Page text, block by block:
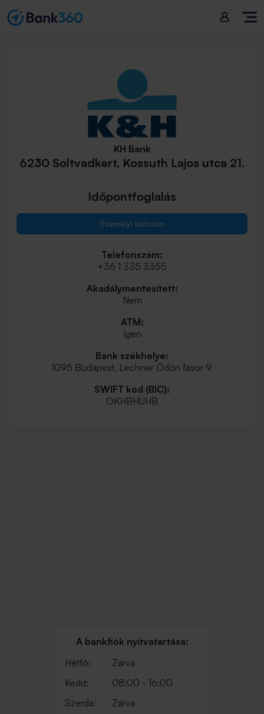
KH Bank
6230 Soltvadkert, Kossuth Lajos utca 21.
Időpontfoglalás
Személyi kölcsön
Telefonszám:
+36 1 335 3355
Akadálymentesített:
Nem
ATM:
Igen
Bank székhelye:
1095 Budapest, Lechner Ödön fasor 9.
SWIFT kód (BIC):
OKHBHUHB
A bankfiók nyitvatartása:
Hétfő:
Zárva
Kedd:
08:00 - 16:00
Szerda:
Zárva